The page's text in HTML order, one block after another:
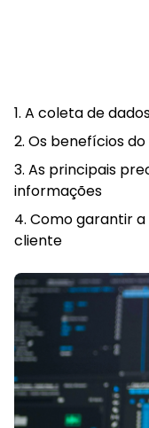
A coleta de
Os benefícios
As principais
informações
Como garantir
cliente